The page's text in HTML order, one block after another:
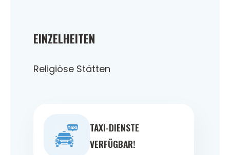
EINZELHEITEN
Religiöse Stätten
TAXI-DIENSTE
VERFÜGBAR!